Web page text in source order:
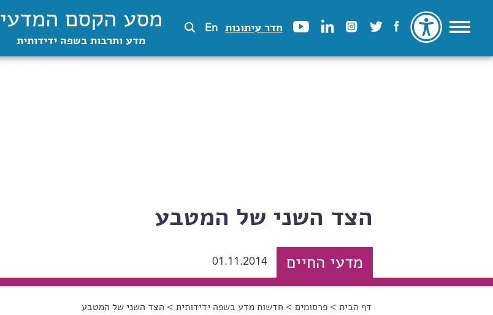
חדר עיתונות En מסע הקסם המדעי
מדע ותרבות בשפה ידידותית
הצד השני של המטבע
מדעי החיים 01.11.2014
הינך נמצא כאן
דף הבית >פרסומים > חדשות מדע בשפה ידידותית > הצד השני של המטבע